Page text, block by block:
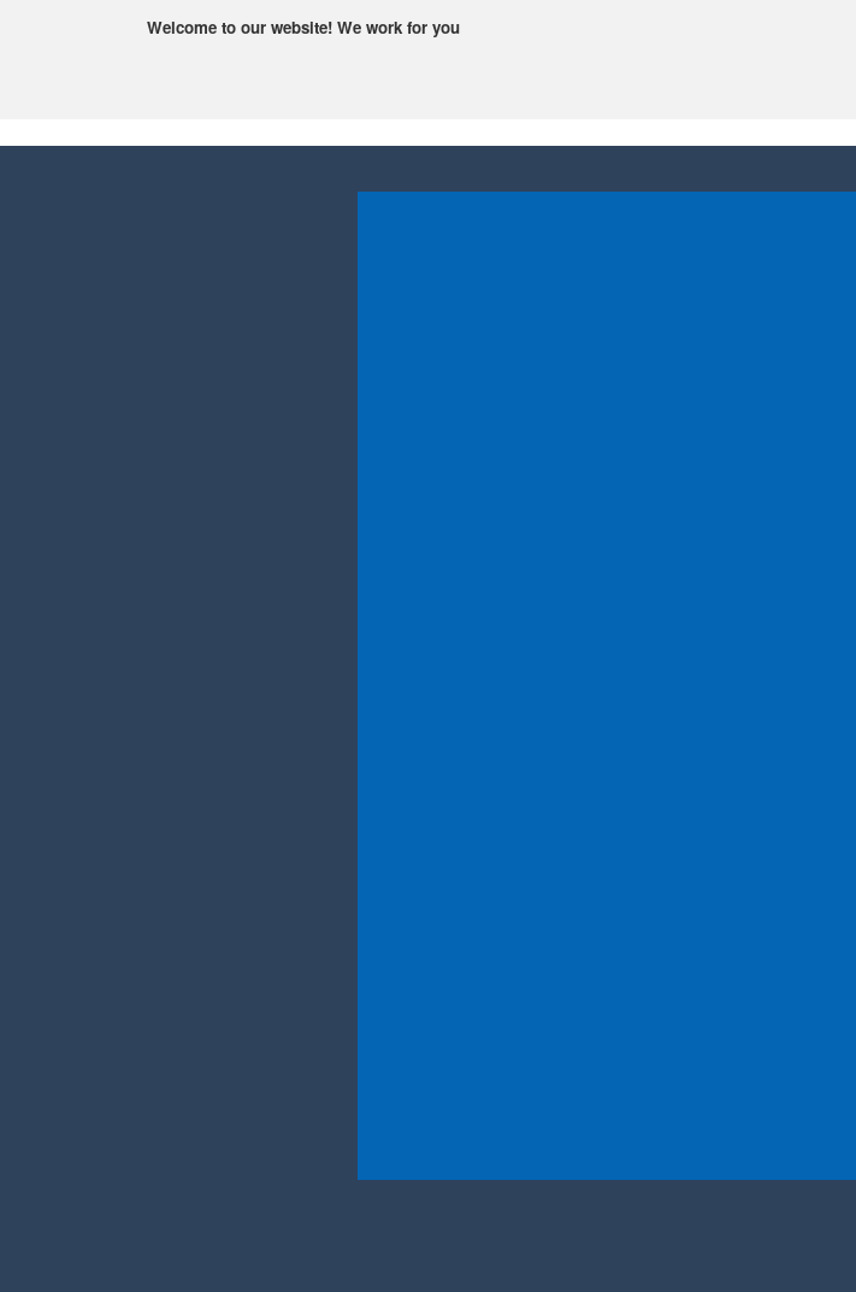
Welcome to our website! We work for you